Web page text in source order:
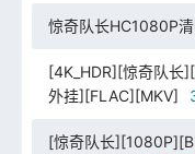
惊奇队长HC1080P
[4K_HDR][惊奇队长
外挂][FLAC][MKV]
[惊奇队长